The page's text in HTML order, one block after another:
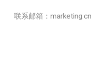
联系邮箱：